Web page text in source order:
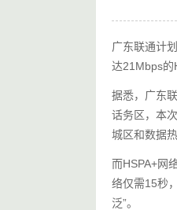
广东联通计
达21Mbps的
据悉，广东
话务区，本
城区和数据
而HSPA+网
络仅需15秒
泛”。